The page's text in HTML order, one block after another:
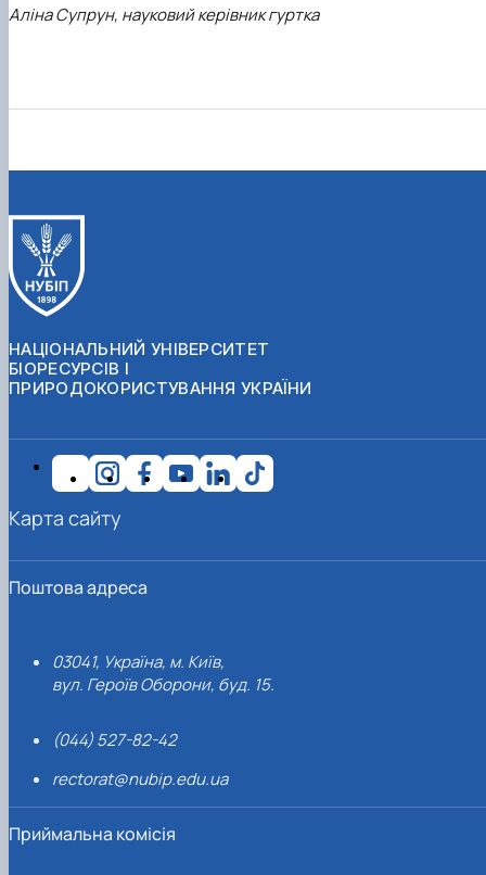
Аліна Супрун, науковий керівник гуртка
НАЦІОНАЛЬНИЙ УНІВЕРСИТЕТ
БІОРЕСУРСІВ І
ПРИРОДОКОРИСТУВАННЯ УКРАЇНИ
Поштова адреса
03041, Україна, м. Київ,
вул. Героїв Оборони, буд. 15.
(044) 527-82-42
rectorat@nubip.edu.ua
Приймальна комісія
Карта сайту